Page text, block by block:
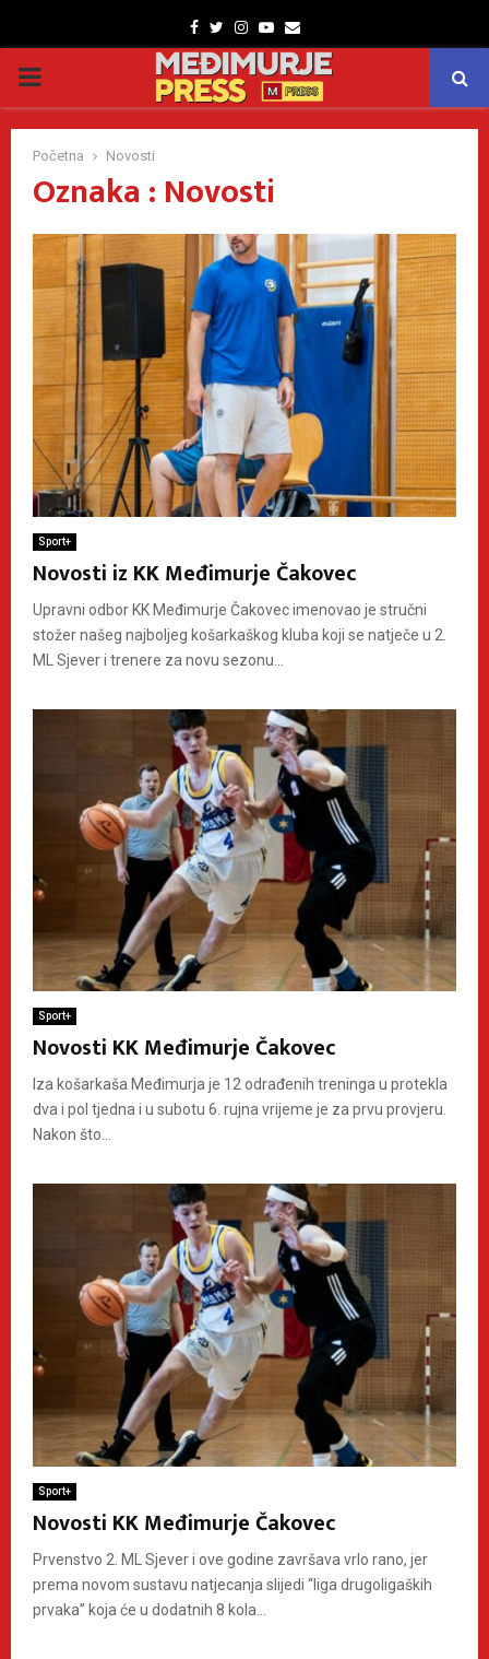
Facebook
TwitterInstagram
Youtube
Email
PRIMARY
MENU
Početna Novosti
Oznaka : Novosti
Sport+
Novosti iz KK Međimurje Čakovec
Upravni odbor KK Međimurje Čakovec imenovao je stručni
stožer našeg najboljeg košarkaškog kluba koji se natječe u 2.
ML Sjever i trenere za novu sezonu...
Sport+
Novosti KK Međimurje Čakovec
Iza košarkaša Međimurja je 12 odrađenih treninga u protekla
dva i pol tjedna i u subotu 6. rujna vrijeme je za prvu provjeru.
Nakon što...
Sport+
Novosti KK Međimurje Čakovec
Prvenstvo 2. ML Sjever i ove godine završava vrlo rano, jer
prema novom sustavu natjecanja slijedi “liga drugoligaških
prvaka” koja će u dodatnih 8 kola...